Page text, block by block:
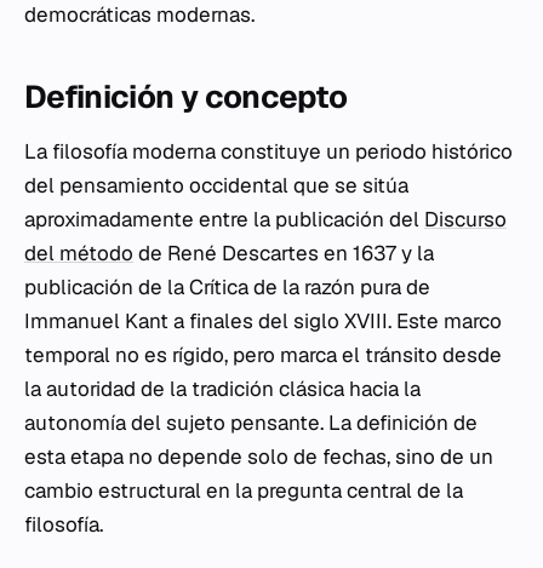
democráticas modernas.
Definición y concepto
La filosofía moderna constituye un periodo histórico
del pensamiento occidental que se sitúa
aproximadamente entre la publicación del Discurso
del método de René Descartes en 1637 y la
publicación de laCrítica de la razón purade
Immanuel Kant a finales del siglo XVIII. Este marco
temporal no es rígido, pero marca el tránsito desde
la autoridad de la tradición clásica hacia la
autonomía del sujeto pensante. La definición de
esta etapa no depende solo de fechas, sino de un
cambio estructural en la pregunta central de la
filosofía.